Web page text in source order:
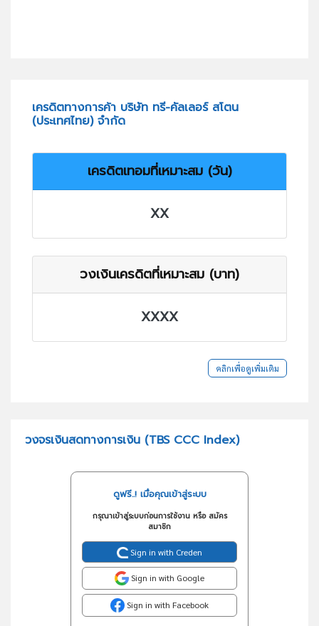
เครดิตทางการค้า บริษัท ทรี-คัลเลอร์ สโตน
(ประเทศไทย) จำกัด
เครดิตเทอมที่เหมาะสม (วัน)
XX
วงเงินเครดิตที่เหมาะสม (บาท)
XXXX
คลิกเพื่อดูเพิ่มเติม
วงจรเงินสดทางการเงิน (TBS CCC Index)
ดูฟรี..! เมื่อคุณเข้าสู่ระบบ
กรุณาเข้าสู่ระบบก่อนการใช้งาน หรือ สมัคร
สมาชิก
Sign in with Creden
Sign in with Google
Sign in with Facebook